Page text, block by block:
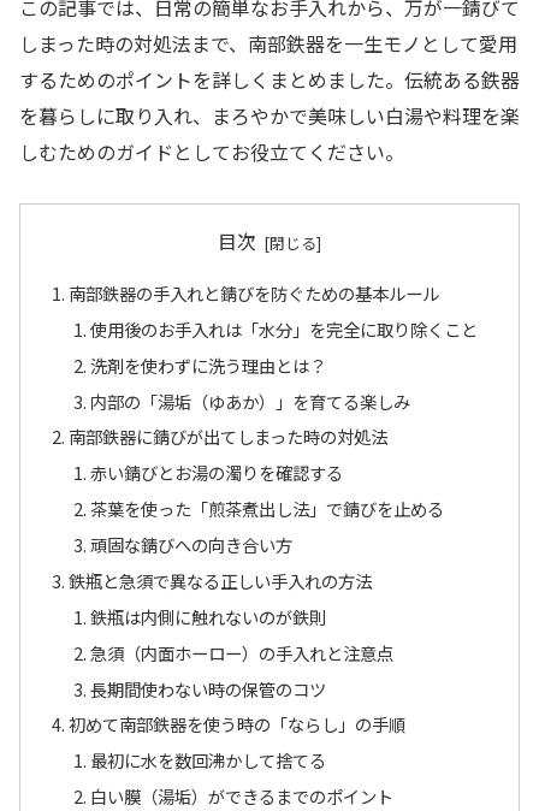
この記事では、日常の簡単なお手入れから、万が一錆びて
しまった時の対処法まで、南部鉄器を一生モノとして愛用
するためのポイントを詳しくまとめました。伝統ある鉄器
を暮らしに取り入れ、まろやかで美味しい白湯や料理を楽
しむためのガイドとしてお役立てください。
目次
南部鉄器の手入れと錆びを防ぐための基本ルール
使用後のお手入れは「水分」を完全に取り除くこと
洗剤を使わずに洗う理由とは？
内部の「湯垢（ゆあか）」を育てる楽しみ
南部鉄器に錆びが出てしまった時の対処法
赤い錆びとお湯の濁りを確認する
茶葉を使った「煎茶煮出し法」で錆びを止める
頑固な錆びへの向き合い方
鉄瓶と急須で異なる正しい手入れの方法
鉄瓶は内側に触れないのが鉄則
急須（内面ホーロー）の手入れと注意点
長期間使わない時の保管のコツ
初めて南部鉄器を使う時の「ならし」の手順
最初に水を数回沸かして捨てる
白い膜（湯垢）ができるまでのポイント